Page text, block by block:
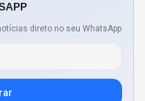
direto no seu WhatsApp